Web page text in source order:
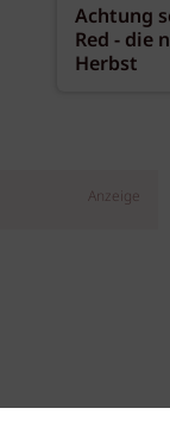
Achtung
Red - die
Herbst
Anzeige